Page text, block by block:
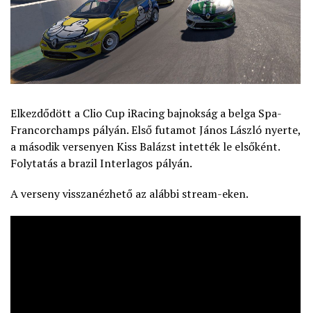
Elkezdődött a Clio Cup iRacing bajnokság a belga Spa-
Francorchamps pályán. Első futamot János László nyerte,
a második versenyen Kiss Balázst intették le elsőként.
Folytatás a brazil Interlagos pályán.
A verseny visszanézhető az alábbi stream-eken.